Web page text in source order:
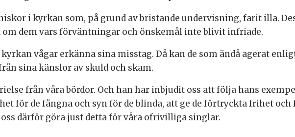
i kyrkan som, på grund av bristande undervisning, farit illa.
dem vars förväntningar och önskemål inte blivit infriade.
vågar erkänna sina misstag. Då kan de som ändå agerat
sina känslor av skuld och skam.
från våra bördor. Och han har inbjudit oss att följa hans
för de fångna och syn för de blinda, att ge de förtryckta frihet
oss därför göra just detta för våra ofrivilliga singlar.